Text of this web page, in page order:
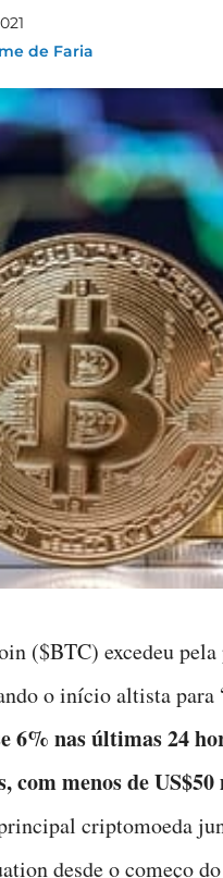
de Faria
($BTC) excedeu
o início altista para
6% nas últimas 24
com menos de
criptomoeda
desde o começo